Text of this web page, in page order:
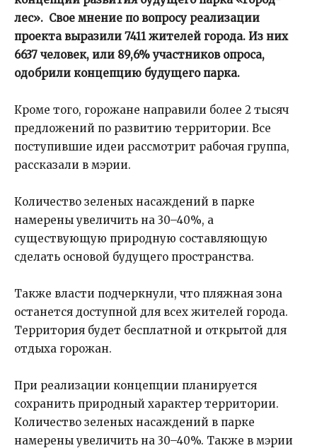
лес». Свое мнение по вопросу реализации
проекта выразили 7411 жителей города. Из них
6637 человек, или 89,6% участников опроса,
одобрили концепцию будущего парка.
Кроме того, горожане направили более 2 тысяч
предложений по развитию территории. Все
поступившие идеи рассмотрит рабочая группа,
рассказали в мэрии.
Количество зеленых насаждений в парке
намерены увеличить на 30–40%, а
существующую природную составляющую
сделать основой будущего пространства.
Также власти подчеркнули, что пляжная зона
останется доступной для всех жителей города.
Территория будет бесплатной и открытой для
отдыха горожан.
При реализации концепции планируется
сохранить природный характер территории.
Количество зеленых насаждений в парке
намерены увеличить на 30–40%. Также в мэрии